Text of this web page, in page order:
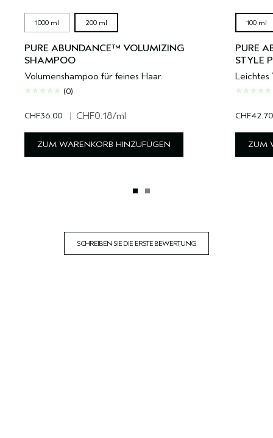
1000 ml 200 ml
PURE ABUNDANCE™ VOLUMIZING
SHAMPOO
Volumenshampoo für feines Haar.
(0)
CHF36.00 | CHF0.18/ml
ZUM WARENKORB HINZUFÜGEN
100 ml
PURE
STYLE
Leichtes
CHF42.70
ZUM
SCHREIBEN SIE DIE ERSTE BEWERTUNG